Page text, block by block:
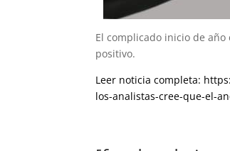
El complicado inicio de
positivo.
Leer noticia completa:
los-analistas-cree-que-el-